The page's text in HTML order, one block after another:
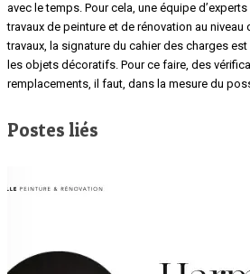
avec le temps. Pour cela, une équipe
travaux de peinture et de rénovation au
travaux, la signature du cahier des charges
les objets décoratifs. Pour ce faire, des
remplacements, il faut, dans la mesure du
Postes liés